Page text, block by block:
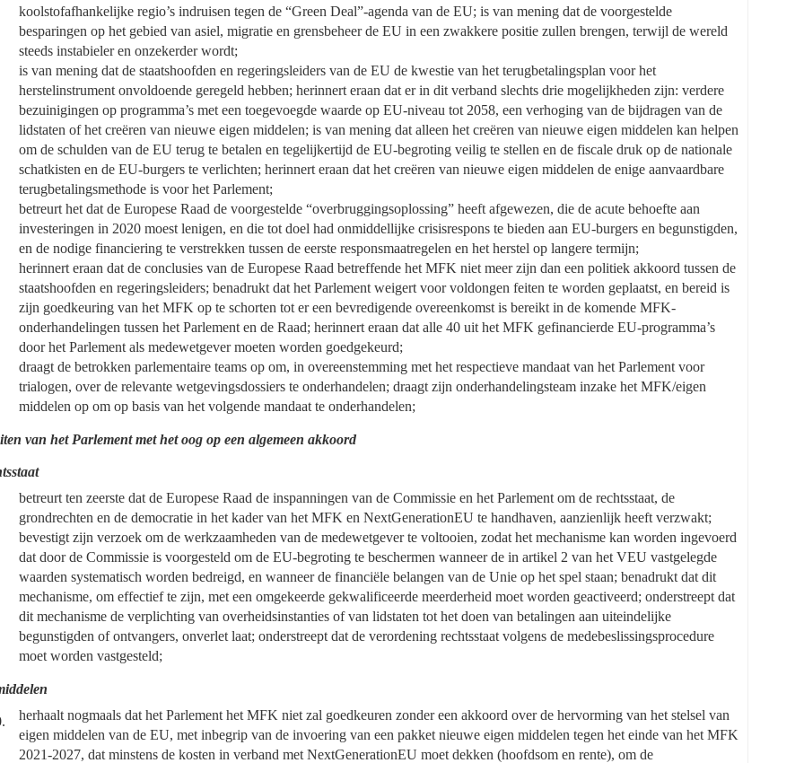
koolstofafhankelijke regio’s indruisen tegen de “Green Deal”-agenda van de EU; is van mening dat de voorgestelde
besparingen op het gebied van asiel, migratie en grensbeheer de EU in een zwakkere positie zullen brengen, terwijl de wereld
steeds instabieler en onzekerder wordt;
is van mening dat de staatshoofden en regeringsleiders van de EU de kwestie van het terugbetalingsplan voor het
herstelinstrument onvoldoende geregeld hebben; herinnert eraan dat er in dit verband slechts drie mogelijkheden zijn: verdere
bezuinigingen op programma’s met een toegevoegde waarde op EU-niveau tot 2058, een verhoging van de bijdragen van de
lidstaten of het creëren van nieuwe eigen middelen; is van mening dat alleen het creëren van nieuwe eigen middelen kan helpen
om de schulden van de EU terug te betalen en tegelijkertijd de EU-begroting veilig te stellen en de fiscale druk op de nationale
schatkisten en de EU-burgers te verlichten; herinnert eraan dat het creëren van nieuwe eigen middelen de enige aanvaardbare
terugbetalingsmethode is voor het Parlement;
betreurt het dat de Europese Raad de voorgestelde “overbruggingsoplossing” heeft afgewezen, die de acute behoefte aan
investeringen in 2020 moest lenigen, en die tot doel had onmiddellijke crisisrespons te bieden aan EU-burgers en begunstigden,
en de nodige financiering te verstrekken tussen de eerste responsmaatregelen en het herstel op langere termijn;
herinnert eraan dat de conclusies van de Europese Raad betreffende het MFK niet meer zijn dan een politiek akkoord tussen de
staatshoofden en regeringsleiders; benadrukt dat het Parlement weigert voor voldongen feiten te worden geplaatst, en bereid is
zijn goedkeuring van het MFK op te schorten tot er een bevredigende overeenkomst is bereikt in de komende MFK-
onderhandelingen tussen het Parlement en de Raad; herinnert eraan dat alle 40 uit het MFK gefinancierde EU-programma’s
door het Parlement als medewetgever moeten worden goedgekeurd;
draagt de betrokken parlementaire teams op om, in overeenstemming met het respectieve mandaat van het Parlement voor
trialogen, over de relevante wetgevingsdossiers te onderhandelen; draagt zijn onderhandelingsteam inzake het MFK/eigen
middelen op om op basis van het volgende mandaat te onderhandelen;
van het Parlement met het oog op een algemeen akkoord
betreurt ten zeerste dat de Europese Raad de inspanningen van de Commissie en het Parlement om de rechtsstaat, de
grondrechten en de democratie in het kader van het MFK en NextGenerationEU te handhaven, aanzienlijk heeft verzwakt;
bevestigt zijn verzoek om de werkzaamheden van de medewetgever te voltooien, zodat het mechanisme kan worden ingevoerd
dat door de Commissie is voorgesteld om de EU-begroting te beschermen wanneer de in artikel 2 van het VEU vastgelegde
waarden systematisch worden bedreigd, en wanneer de financiële belangen van de Unie op het spel staan; benadrukt dat dit
mechanisme, om effectief te zijn, met een omgekeerde gekwalificeerde meerderheid moet worden geactiveerd; onderstreept dat
dit mechanisme de verplichting van overheidsinstanties of van lidstaten tot het doen van betalingen aan uiteindelijke
begunstigden of ontvangers, onverlet laat; onderstreept dat de verordening rechtsstaat volgens de medebeslissingsprocedure
moet worden vastgesteld;
herhaalt nogmaals dat het Parlement het MFK niet zal goedkeuren zonder een akkoord over de hervorming van het stelsel van
eigen middelen van de EU, met inbegrip van de invoering van een pakket nieuwe eigen middelen tegen het einde van het MFK
2021-2027, dat minstens de kosten in verband met NextGenerationEU moet dekken (hoofdsom en rente), om de